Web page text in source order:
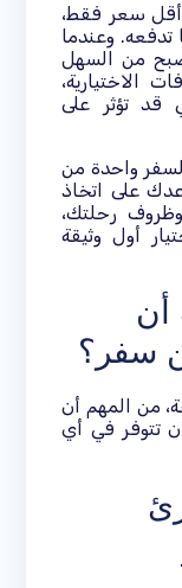
سعر فقط،
وعندما
من السهل
الاختيارية،
قد تؤثر على
واحدة من
على اتخاذ
رحلتك،
أول وثيقة
أن
سفر؟
من المهم أن
تتوفر في أي